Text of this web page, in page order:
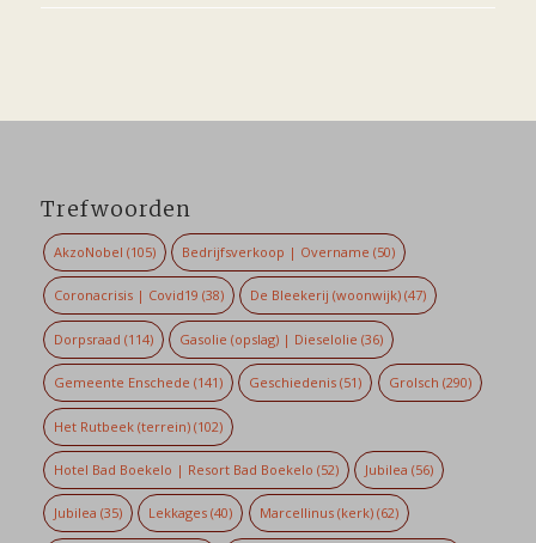
Trefwoorden
AkzoNobel (105) Bedrijfsverkoop | Overname (50)
Coronacrisis | Covid19 (38) De Bleekerij (woonwijk) (47)
Dorpsraad (114) Gasolie (opslag) | Dieselolie (36)
Gemeente Enschede (141) Geschiedenis (51) Grolsch (290)
Het Rutbeek (terrein)(102)
Hotel Bad Boekelo | Resort Bad Boekelo (52) Jubilea (56)
Jubilea (35) Lekkages (40) Marcellinus (kerk)(62)